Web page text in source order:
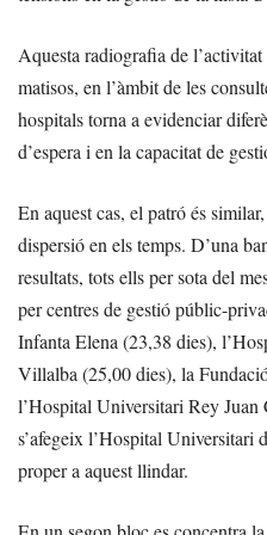
Aquesta radiografia de
matisos, en l’àmbit de les
hospitals torna a evidenciar
d’espera i en la capacitat de
En aquest cas, el patró és
dispersió en els temps. D’una
resultats, tots ells per sota del
per centres de gestió públic-
Infanta Elena (23,38 dies),
Villalba (25,00 dies), la
l’Hospital Universitari Rey Juan
s’afegeix l’Hospital Universitari
proper a aquest llindar.